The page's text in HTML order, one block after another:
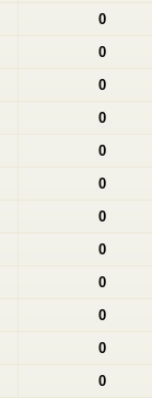
0
0
0
0
0
0
0
0
0
0
0
0